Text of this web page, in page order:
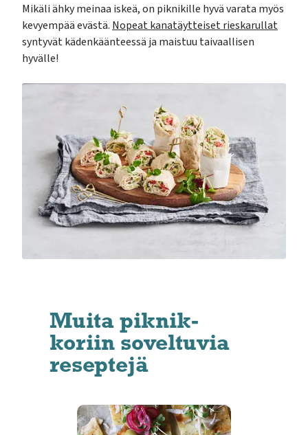
Mikäli ähky meinaa iskeä, on piknikille hyvä varata myös
kevyempää evästä. Nopeat kanatäytteiset rieskarullat
syntyvät kädenkäänteessä ja maistuu taivaallisen
hyvälle!
Muita piknik-
koriin soveltuvia
reseptejä